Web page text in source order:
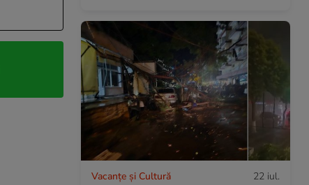
Vacanțe și Cultură 22 iul.